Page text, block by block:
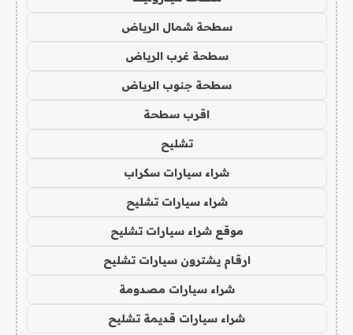
سطحة شمال الرياض
سطحة غرب الرياض
سطحة جنوب الرياض
اقرب سطحة
تشليح
شراء سيارات سكراب
شراء سيارات تشليح
موقع شراء سيارات تشليح
ارقام يشترون سيارات تشليح
شراء سيارات مصدومة
شراء سيارات قديمة تشليح